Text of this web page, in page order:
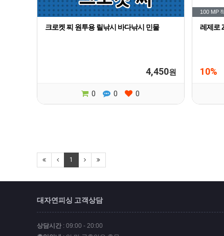
크로켓 찌 원투용 릴낚시 바다낚시 민물
4,450원
0 0 0
100 MP
레제로
10%
1
대자연피싱 고객상담
상담시간 : 09:00 - 20:00